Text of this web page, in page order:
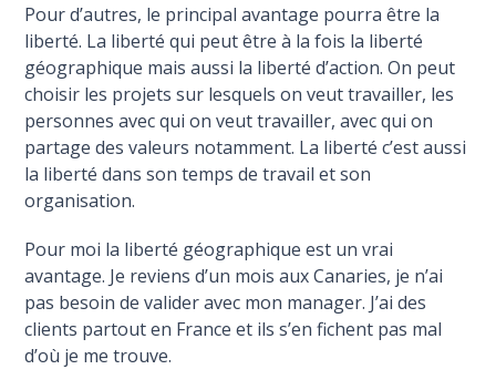
Pour d’autres, le principal avantage pourra être la
liberté. La liberté qui peut être à la fois la liberté
géographique mais aussi la liberté d’action. On peut
choisir les projets sur lesquels on veut travailler, les
personnes avec qui on veut travailler, avec qui on
partage des valeurs notamment. La liberté c’est aussi
la liberté dans son temps de travail et son
organisation.
Pour moi la liberté géographique est un vrai
avantage. Je reviens d’un mois aux Canaries, je n’ai
pas besoin de valider avec mon manager. J’ai des
clients partout en France et ils s’en fichent pas mal
d’où je me trouve.